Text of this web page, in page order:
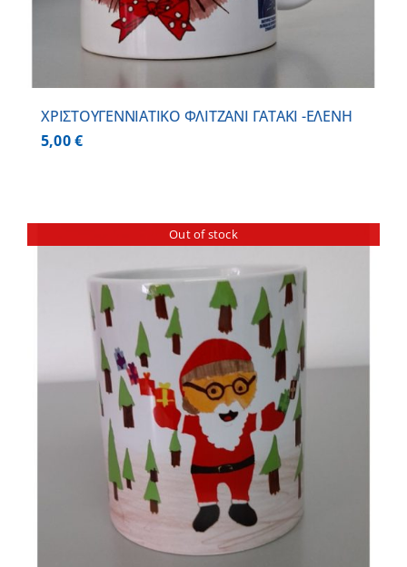
ΧΡΙΣΤΟΥΓΕΝΝΙΑΤΙΚΟ ΦΛΙΤΖΑΝΙ ΓΑΤΑΚΙ -ΕΛΕΝΗ
5,00€
Out of stock